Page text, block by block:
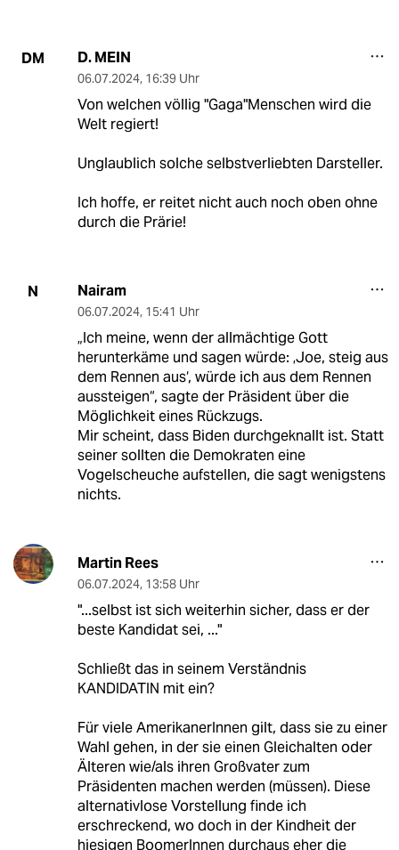
DM D. MEIN
06.07.2024, 16:39 Uhr
Von welchen völlig "Gaga"Menschen wird die
Welt regiert!
Unglaublich solche selbstverliebten Darsteller.
Ich hoffe, er reitet nicht auch noch oben ohne
durch die Prärie!
N Nairam
06.07.2024, 15:41 Uhr
„Ich meine, wenn der allmächtige Gott
herunterkäme und sagen würde: ‚Joe, steig aus
dem Rennen aus‘, würde ich aus dem Rennen
aussteigen“, sagte der Präsident über die
Möglichkeit eines Rückzugs.
Mir scheint, dass Biden durchgeknallt ist. Statt
seiner sollten die Demokraten eine
Vogelscheuche aufstellen, die sagt wenigstens
nichts.
Martin Rees
06.07.2024, 13:58 Uhr
"...selbst ist sich weiterhin sicher, dass er der
beste Kandidat sei, ..."
Schließt das in seinem Verständnis
KANDIDATIN mit ein?
Für viele AmerikanerInnen gilt, dass sie zu einer
Wahl gehen, in der sie einen Gleichalten oder
Älteren wie/als ihren Großvater zum
Präsidenten machen werden (müssen). Diese
alternativlose Vorstellung finde ich
erschreckend, wo doch in der Kindheit der
hiesigen BoomerInnen durchaus eher die